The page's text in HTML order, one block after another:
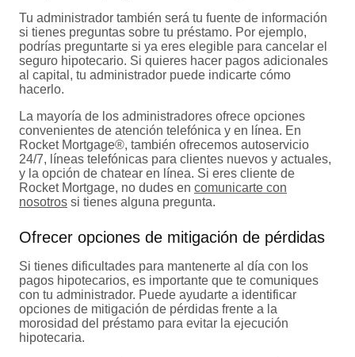
Tu administrador también será tu fuente de información
si tienes preguntas sobre tu préstamo. Por ejemplo,
podrías preguntarte si ya eres elegible para cancelar el
seguro hipotecario. Si quieres hacer pagos adicionales
al capital, tu administrador puede indicarte cómo
hacerlo.
La mayoría de los administradores ofrece opciones
convenientes de atención telefónica y en línea. En
Rocket Mortgage®, también ofrecemos autoservicio
24/7, líneas telefónicas para clientes nuevos y actuales,
y la opción de chatear en línea. Si eres cliente de
Rocket Mortgage, no dudes en comunicarte con
nosotros si tienes alguna pregunta.
Ofrecer opciones de mitigación de pérdidas
Si tienes dificultades para mantenerte al día con los
pagos hipotecarios, es importante que te comuniques
con tu administrador. Puede ayudarte a identificar
opciones de mitigación de pérdidas frente a la
morosidad del préstamo para evitar la ejecución
hipotecaria.